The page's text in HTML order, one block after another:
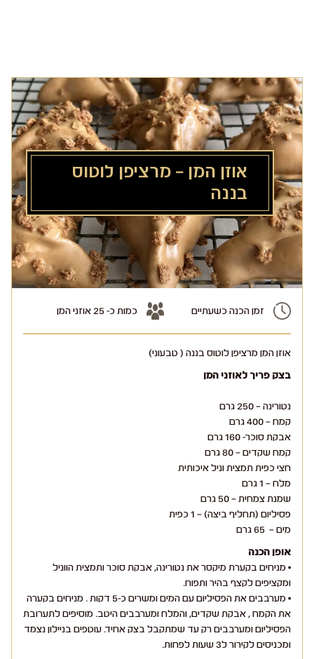
אוזן המן – מרציפן לוטוס
בננה
זמן הכנה כשעתיים כמות כ- 25 אוזני המן
אוזן המן מרציפן לוטוס בננה ( טבעוני)
בצק פריך לאוזני המן
נטורינה – 250 גרם
קמח – 400 גרם
אבקת סוכר- 160 גרם
קמח שקדים – 80 גרם
חצי כפית תמצית וניל איכותית
מלח – 1 גרם
שמנת צמחית – 50 גרם
פסיליום (תחליף ביצה) – 1 כפית
מים – 65 גרם
אופן הכנה
• מניחים בקערת מיקסר את נטורינה, אבקת סוכר ותמצית הווניל
ומקציפים לקצף בהיר ותפוח.
• מערבבים את הפסיליום עם המים ומשרים כ-5 דקות . מניחים בקערה
את הקמח , אבקת שקדים, והמלח ומערבבים היטב. מוסיפים לתערובת
הפסיליום ומערבבים רק עד שמתקבל בצק אחיד. עוטפים בניילון נצמד
ומכניסים לקירור ל3 שעות לפחות.